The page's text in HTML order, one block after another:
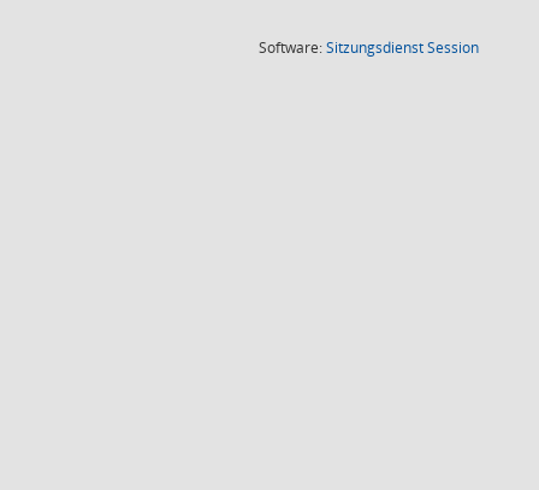
Software:SitzungsdienstSession(Wird in